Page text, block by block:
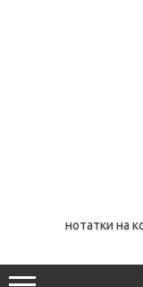
нотатки на